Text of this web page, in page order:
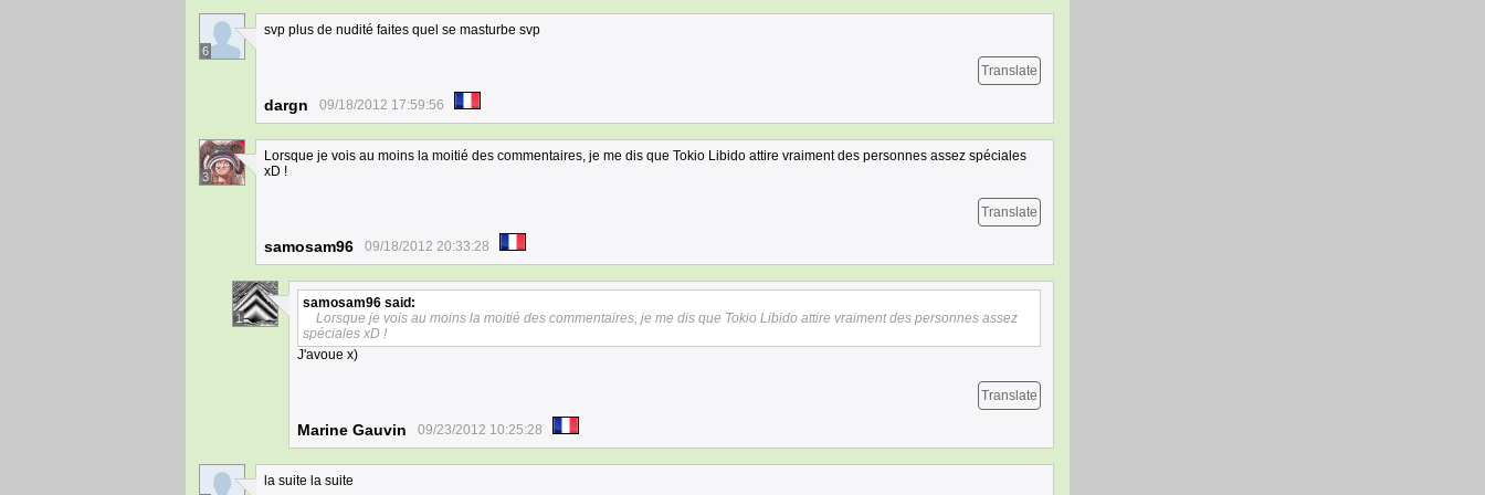
6
svp plus de nudité faites quel se masturbe svp
Translate
dargn 09/18/2012 17:59:56
3
Lorsque je vois au moins la moitié des commentaires, je me dis que Tokio Libido attire vraiment des personnes assez spéciales
xD !
Translate
samosam96 09/18/2012 20:33:28
1
samosam96 said:
Lorsque je vois au moins la moitié des commentaires, je me dis que Tokio Libido attire vraiment des personnes assez
spéciales xD !
J'avoue x)
Translate
Marine Gauvin 09/23/2012 10:25:28
la suite la suite